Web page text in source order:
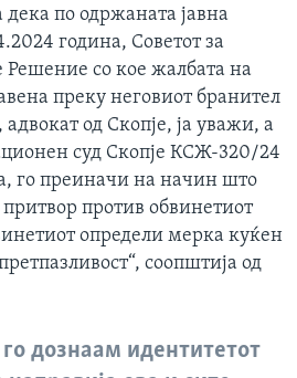
дека по одржаната јавна
година, Советот за
Решение со кое жалбата на
преку неговиот бранител
од Скопје, ја уважи, а
суд Скопје КСЖ-320/24
го преиначи на начин што
против обвинетиот
определи мерка куќен
соопштија од
дознаам идентитетот